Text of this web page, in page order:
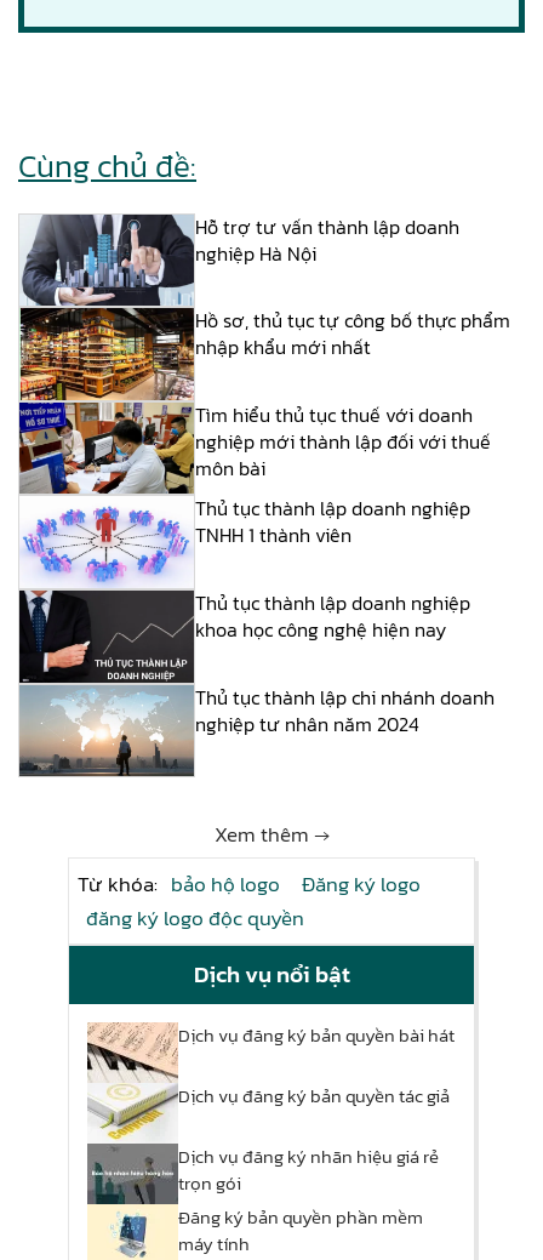
Cùng chủ đề:
Hỗ trợ tư vấn thành lập doanh
nghiệp Hà Nội
Hồ sơ, thủ tục tự công bố thực phẩm
nhập khẩu mới nhất
Tìm hiểu thủ tục thuế với doanh
nghiệp mới thành lập đối với thuế
môn bài
Thủ tục thành lập doanh nghiệp
TNHH 1 thành viên
Thủ tục thành lập doanh nghiệp
khoa học công nghệ hiện nay
Thủ tục thành lập chi nhánh doanh
nghiệp tư nhân năm 2024
Xem thêm →
Từ khóa: bảo hộ logo
Đăng ký logo
đăng ký logo độc quyền
Dịch vụ nổi bật
Dịch vụ đăng ký bản quyền bài hát
Dịch vụ đăng ký bản quyền tác giả
Dịch vụ đăng ký nhãn hiệu giá rẻ
trọn gói
Đăng ký bản quyền phần mềm
máy tính